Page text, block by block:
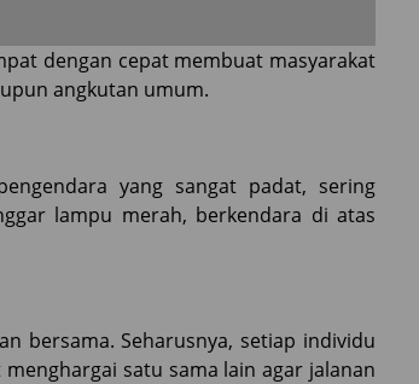
dengan cepat membuat masyarakat
angkutan umum.
yang sangat padat, sering
lampu merah, berkendara di atas
bersama. Seharusnya, setiap individu
satu sama lain agar jalanan